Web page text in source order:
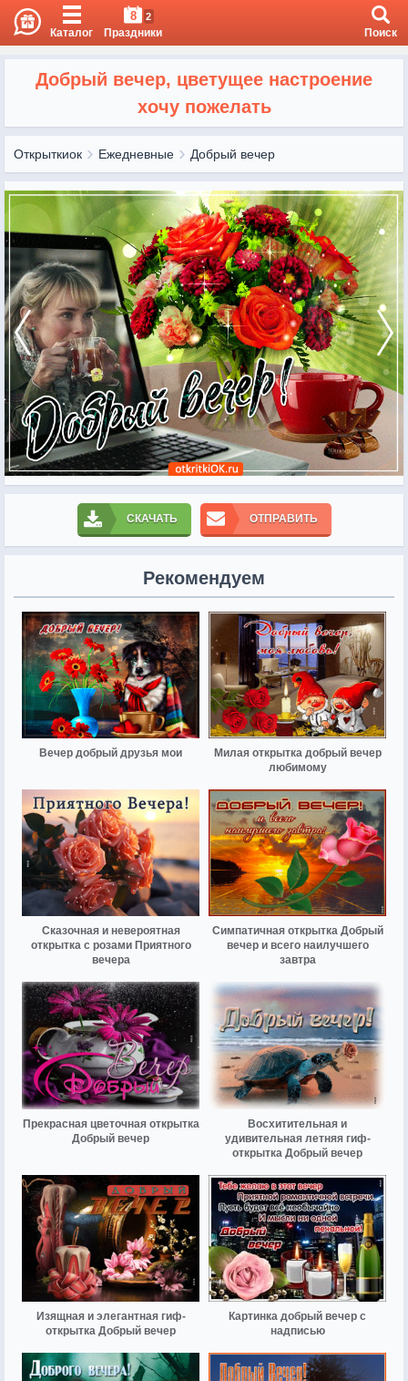
Каталог
8 2
Праздники Поиск
Добрый вечер, цветущее настроение
хочу пожелать
Открыткиок Ежедневные Добрый вечер
СКАЧАТЬ ОТПРАВИТЬ
Рекомендуем
Вечер добрый друзья мои
Милая открытка добрый вечер
любимому
Сказочная и невероятная
открытка с розами Приятного
вечера
Симпатичная открытка Добрый
вечер и всего наилучшего
завтра
Прекрасная цветочная открытка
Добрый вечер
Восхитительная и
удивительная летняя гиф-
открытка Добрый вечер
Изящная и элегантная гиф-
открытка Добрый вечер
Картинка добрый вечер с
надписью